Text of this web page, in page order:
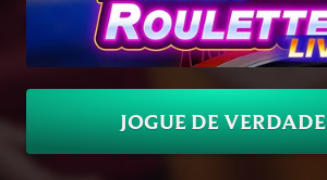
JOGUE DE VERDADE